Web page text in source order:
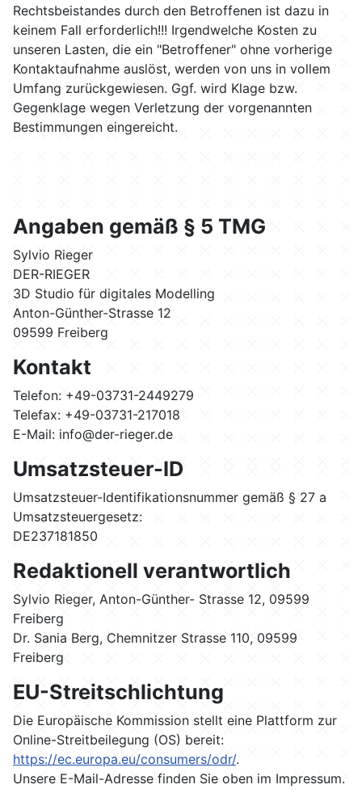
Rechtsbeistandes durch den Betroffenen ist dazu in
keinem Fall erforderlich!!! Irgendwelche Kosten zu
unseren Lasten, die ein "Betroffener" ohne vorherige
Kontaktaufnahme auslöst, werden von uns in vollem
Umfang zurückgewiesen. Ggf. wird Klage bzw.
Gegenklage wegen Verletzung der vorgenannten
Bestimmungen eingereicht.
Angaben gemäß § 5 TMG
Sylvio Rieger
DER-RIEGER
3D Studio für digitales Modelling
Anton-Günther-Strasse 12
09599 Freiberg
Kontakt
Telefon: +49-03731-2449279
Telefax: +49-03731-217018
E-Mail: info@der-rieger.de
Umsatzsteuer-ID
Umsatzsteuer-Identifikationsnummer gemäß § 27 a
Umsatzsteuergesetz:
DE237181850
Redaktionell verantwortlich
Sylvio Rieger, Anton-Günther- Strasse 12, 09599
Freiberg
Dr. Sania Berg, Chemnitzer Strasse 110, 09599
Freiberg
EU-Streitschlichtung
Die Europäische Kommission stellt eine Plattform zur
Online-Streitbeilegung (OS) bereit:
https://ec.europa.eu/consumers/odr/.
Unsere E-Mail-Adresse finden Sie oben im Impressum.